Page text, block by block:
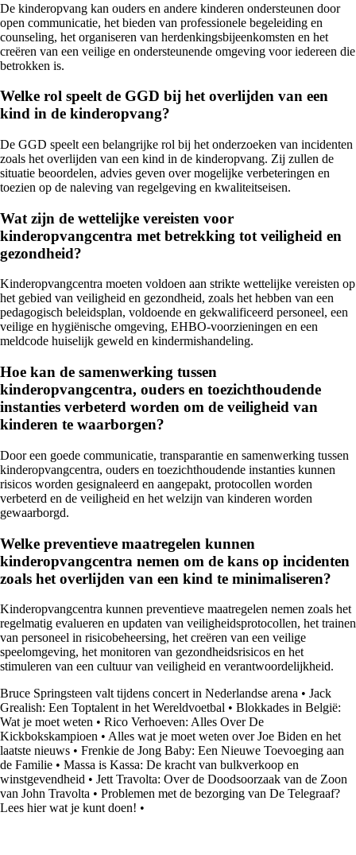
De kinderopvang kan ouders en andere kinderen ondersteunen door
open communicatie, het bieden van professionele begeleiding en
counseling, het organiseren van herdenkingsbijeenkomsten en het
creëren van een veilige en ondersteunende omgeving voor iedereen die
betrokken is.
Welke rol speelt de GGD bij het overlijden van een
kind in de kinderopvang?
De GGD speelt een belangrijke rol bij het onderzoeken van incidenten
zoals het overlijden van een kind in de kinderopvang. Zij zullen de
situatie beoordelen, advies geven over mogelijke verbeteringen en
toezien op de naleving van regelgeving en kwaliteitseisen.
Wat zijn de wettelijke vereisten voor
kinderopvangcentra met betrekking tot veiligheid en
gezondheid?
Kinderopvangcentra moeten voldoen aan strikte wettelijke vereisten op
het gebied van veiligheid en gezondheid, zoals het hebben van een
pedagogisch beleidsplan, voldoende en gekwalificeerd personeel, een
veilige en hygiënische omgeving, EHBO-voorzieningen en een
meldcode huiselijk geweld en kindermishandeling.
Hoe kan de samenwerking tussen
kinderopvangcentra, ouders en toezichthoudende
instanties verbeterd worden om de veiligheid van
kinderen te waarborgen?
Door een goede communicatie, transparantie en samenwerking tussen
kinderopvangcentra, ouders en toezichthoudende instanties kunnen
risicos worden gesignaleerd en aangepakt, protocollen worden
verbeterd en de veiligheid en het welzijn van kinderen worden
gewaarborgd.
Welke preventieve maatregelen kunnen
kinderopvangcentra nemen om de kans op incidenten
zoals het overlijden van een kind te minimaliseren?
Kinderopvangcentra kunnen preventieve maatregelen nemen zoals het
regelmatig evalueren en updaten van veiligheidsprotocollen, het trainen
van personeel in risicobeheersing, het creëren van een veilige
speelomgeving, het monitoren van gezondheidsrisicos en het
stimuleren van een cultuur van veiligheid en verantwoordelijkheid.
Bruce Springsteen valt tijdens concert in Nederlandse arena • Jack
Grealish: Een Toptalent in het Wereldvoetbal • Blokkades in België:
Wat je moet weten • Rico Verhoeven: Alles Over De
Kickbokskampioen • Alles wat je moet weten over Joe Biden en het
laatste nieuws • Frenkie de Jong Baby: Een Nieuwe Toevoeging aan
de Familie • Massa is Kassa: De kracht van bulkverkoop en
winstgevendheid • Jett Travolta: Over de Doodsoorzaak van de Zoon
van John Travolta • Problemen met de bezorging van De Telegraaf?
Lees hier wat je kunt doen! •